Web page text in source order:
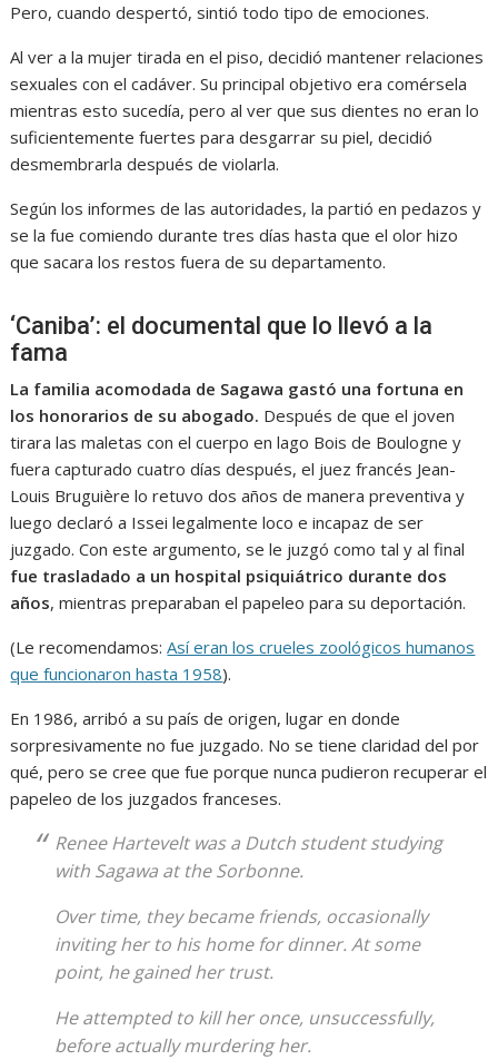
Pero, cuando despertó, sintió todo tipo de emociones.
Al ver a la mujer tirada en el piso, decidió mantener relaciones
sexuales con el cadáver. Su principal objetivo era comérsela
mientras esto sucedía, pero al ver que sus dientes no eran lo
suficientemente fuertes para desgarrar su piel, decidió
desmembrarla después de violarla.
Según los informes de las autoridades, la partió en pedazos y
se la fue comiendo durante tres días hasta que el olor hizo
que sacara los restos fuera de su departamento.
‘Caniba’: el documental que lo llevó a la
fama
La familia acomodada de Sagawa gastó una fortuna en
los honorarios de su abogado. Después de que el joven
tirara las maletas con el cuerpo en lago Bois de Boulogne y
fuera capturado cuatro días después, el juez francés Jean-
Louis Bruguière lo retuvo dos años de manera preventiva y
luego declaró a Issei legalmente loco e incapaz de ser
juzgado. Con este argumento, se le juzgó como tal y al final
fue trasladado a un hospital psiquiátrico durante dos
años, mientras preparaban el papeleo para su deportación.
(Le recomendamos:Así eran los crueles zoológicos humanos
que funcionaron hasta 1958).
En 1986, arribó a su país de origen, lugar en donde
sorpresivamente no fue juzgado. No se tiene claridad del por
qué, pero se cree que fue porque nunca pudieron recuperar el
papeleo de los juzgados franceses.
Renee Hartevelt was a Dutch student studying
with Sagawa at the Sorbonne.
Over time, they became friends, occasionally
inviting her to his home for dinner. At some
point, he gained her trust.
He attempted to kill her once, unsuccessfully,
before actually murdering her.